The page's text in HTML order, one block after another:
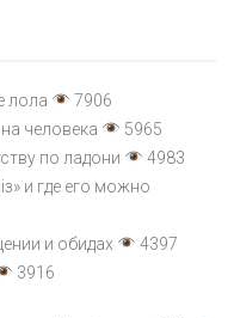
лола
7906
человека
5965
по ладони
4983
и где его можно
и обидах
4397
3916